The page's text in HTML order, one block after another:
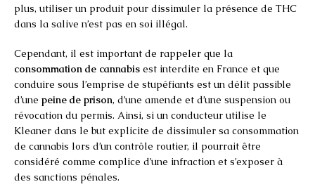
plus, utiliser un produit pour dissimuler la présence de THC
dans la salive n’est pas en soi illégal.
Cependant, il est important de rappeler que la
consommation de cannabis est interdite en France et que
conduire sous l’emprise de stupéfiants est un délit passible
d’une peine de prison, d’une amende et d’une suspension ou
révocation du permis. Ainsi, si un conducteur utilise le
Kleaner dans le but explicite de dissimuler sa consommation
de cannabis lors d’un contrôle routier, il pourrait être
considéré comme complice d’une infraction et s’exposer à
des sanctions pénales.